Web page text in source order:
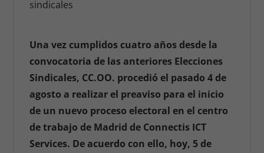
Una vez cumplidos cuatro años desde la
convocatoria de las anteriores Elecciones
Sindicales, CC.OO. procedió el pasado 4 de
agosto a realizar el preaviso para el inicio
de un nuevo proceso electoral en el centro
de trabajo de Madrid de Connectis ICT
Services. De acuerdo con ello, hoy, 5 de